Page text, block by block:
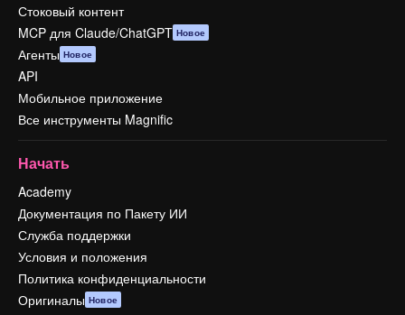
Стоковый контент
MCP для Claude/ChatGPT Новое
Агенты Новое
API
Мобильное приложение
Все инструменты Magnific
Начать
Academy
Документация по Пакету ИИ
Служба поддержки
Условия и положения
Политика конфиденциальности
Оригиналы Новое